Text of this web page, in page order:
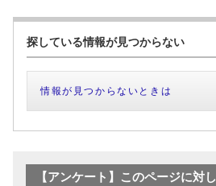
探している情報が見つからない
情報が見つからないときは
【アンケート】このページに対し